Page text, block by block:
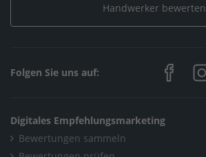
Handwerker bewerten
Folgen Sie uns auf:
Digitales Empfehlungsmarketing
Bewertungen sammeln